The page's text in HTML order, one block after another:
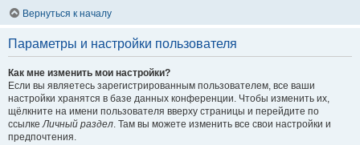
Вернуться к началу
Параметры и настройки пользователя
Как мне изменить мои настройки?
Если вы являетесь зарегистрированным пользователем, все ваши
настройки хранятся в базе данных конференции. Чтобы изменить их,
щёлкните на имени пользователя вверху страницы и перейдите по
ссылкеЛичный раздел. Там вы можете изменить все свои настройки и
предпочтения.